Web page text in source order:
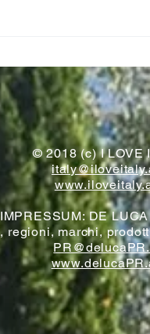
© 2018 (c) I LOVE
IMPRESSUM: DE
regioni, marchi,